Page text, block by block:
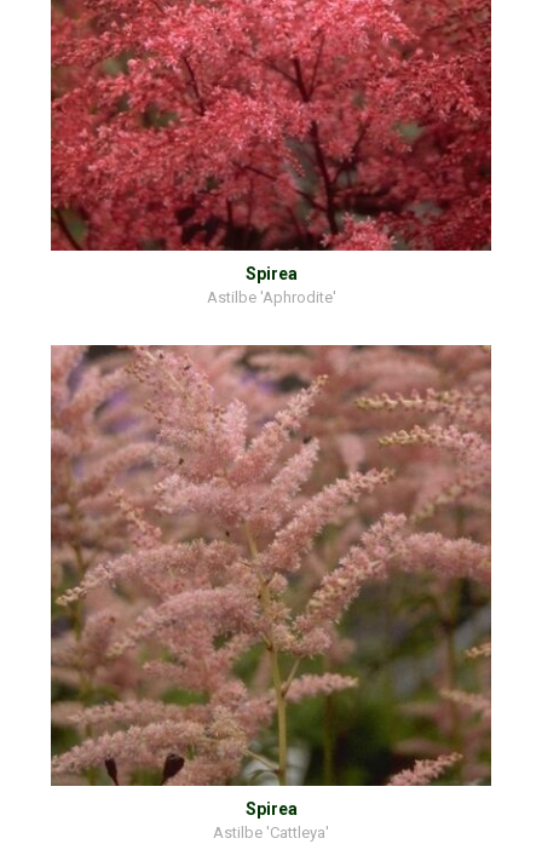
Spirea
Astilbe 'Aphrodite'
Spirea
Astilbe 'Cattleya'